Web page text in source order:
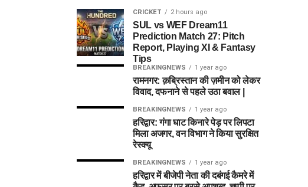
CRICKET 2 hours ago
SUL vs WEF Dream11
Prediction Match 27: Pitch
Report, Playing XI & Fantasy
Tips
BREAKINGNEWS 1 year ago
रामनगर: क़ब्रिस्तान की ज़मीन को लेकर
विवाद, दफनाने से पहले उठा बवाल |
BREAKINGNEWS 1 year ago
हरिद्वार: गंगा घाट किनारे पेड़ पर लिपटा
मिला अजगर, वन विभाग ने किया सुरक्षित
रेस्क्यू
BREAKINGNEWS 1 year ago
हरिद्वार में बीजेपी नेता की दबंगई कैमरे में